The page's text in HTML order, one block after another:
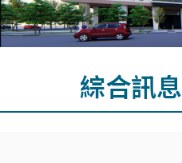
綜合訊息